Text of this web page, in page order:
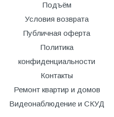
Подъём
Условия возврата
Публичная оферта
Политика
конфиденциальности
Контакты
Ремонт квартир и домов
Видеонаблюдение и СКУД